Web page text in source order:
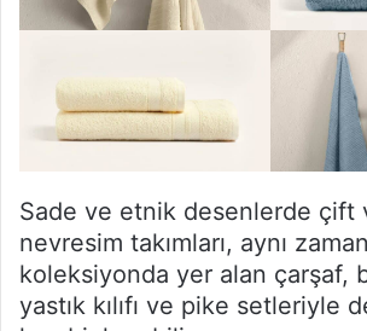
Sade ve etnik desenlerde çift
nevresim takımları, aynı
koleksiyonda yer alan çarşaf,
yastık kılıfı ve pike setleriyle